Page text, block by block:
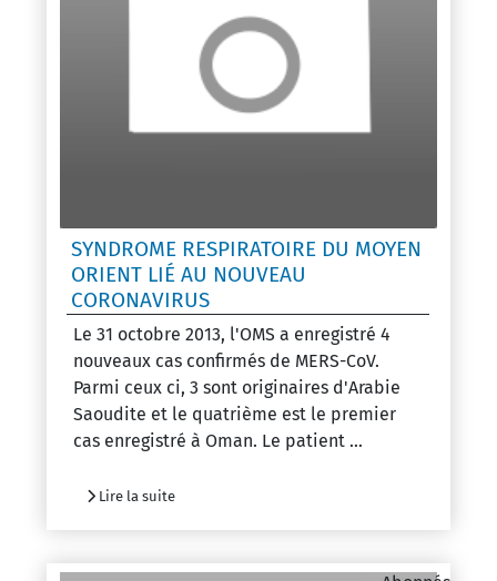
SYNDROME RESPIRATOIRE DU MOYEN
ORIENT LIÉ AU NOUVEAU
CORONAVIRUS
Le 31 octobre 2013, l'OMS a enregistré 4
nouveaux cas confirmés de MERS-CoV.
Parmi ceux ci, 3 sont originaires d'Arabie
Saoudite et le quatrième est le premier
cas enregistré à Oman. Le patient ...
Lire la suite